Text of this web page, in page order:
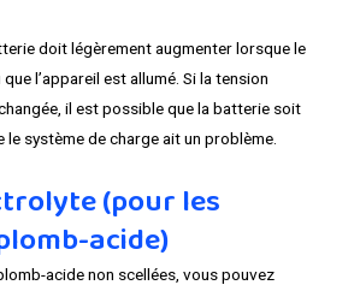
doit légèrement augmenter lorsque le
l’appareil est allumé. Si la tension
il est possible que la batterie soit
le système de charge ait un problème.
(pour les
acide)
acide non scellées, vous pouvez